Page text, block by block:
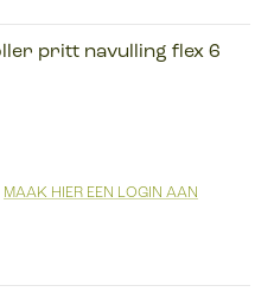
pritt navulling flex 6
MAAK HIER EEN LOGIN AAN